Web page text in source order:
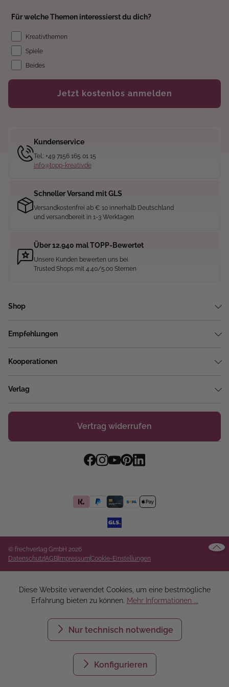
Für welche Themen interessierst du dich?
Kreativthemen
Spiele
Beides
Jetzt kostenlos anmelden
Kundenservice
Tel.: +49 7156 165 01 15
info@topp-kreativ.de
Schneller Versand mit GLS
Versandkostenfrei ab € 10 innerhalb Deutschland
und versandbereit in 1-3 Werktagen
Über 12.940 mal TOPP-Bewertet
Unsere Kunden bewerten uns bei
Trusted Shops mit 4.40/5.00 Sternen
Shop
Empfehlungen
Kooperationen
Verlag
Vertrag widerrufen
© frechverlag GmbH 2026
DatenschutzAGBImpressumCookie-Einstellungen
Diese Website verwendet Cookies, um eine bestmögliche
Erfahrung bieten zu können. Mehr Informationen ...
Nur technisch notwendige
Konfigurieren